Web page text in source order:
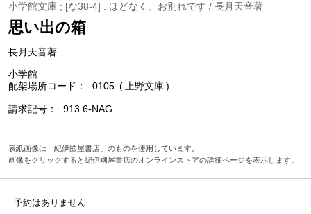
小学館文庫 ; [な38-4] . ほどなく、お別れです / 長月天音著
思い出の箱
長月天音著
小学館
配架場所コード
0105 上野文庫
請求記号 913.6-NAG
表紙画像は「紀伊國屋書店」のものを使用しています。
画像をクリックすると紀伊國屋書店のオンラインストアの詳細ページを表示します。
予約はありません